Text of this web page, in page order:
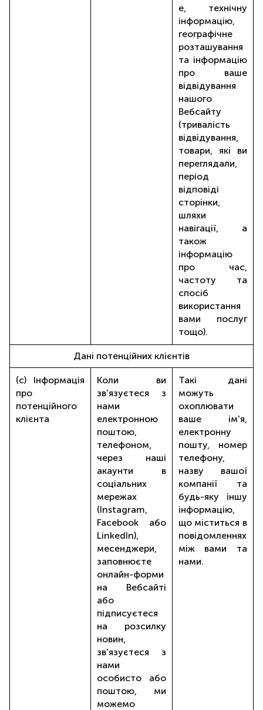
е, технічну
інформацію,
географічне
розташування
та інформацію
про ваше
відвідування
нашого
Вебсайту
(тривалість
відвідування,
товари, які ви
переглядали,
період
відповіді
сторінки,
шляхи
навігації, а
також
інформацію
про час,
частоту та
спосіб
використання
вами послуг
тощо).
Дані потенційних клієнтів
(c) Інформація
про
потенційного
клієнта
Коли ви
зв'язуєтеся з
нами
електронною
поштою,
телефоном,
через наші
акаунти в
соціальних
мережах
(Instagram,
Facebook або
LinkedIn),
месенджери,
заповнюєте
онлайн-форми
на Вебсайті
або
підписуєтеся
на розсилку
новин,
зв'язуєтеся з
нами
особисто або
поштою, ми
можемо
Такі дані
можуть
охоплювати
ваше ім'я,
електронну
пошту, номер
телефону,
назву вашої
компанії та
будь-яку іншу
інформацію,
що міститься в
повідомленнях
між вами та
нами.